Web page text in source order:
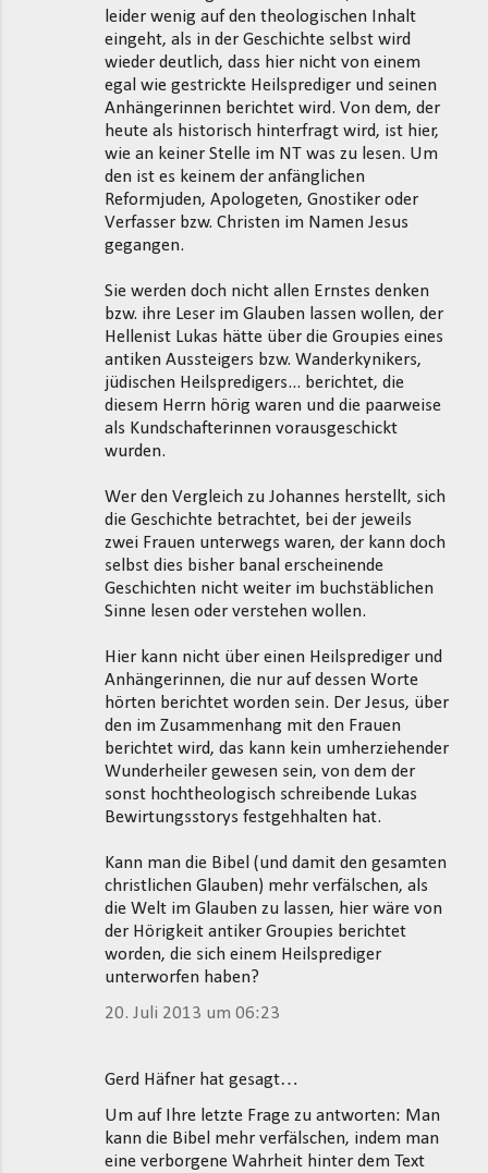
leider wenig auf den theologischen Inhalt
eingeht, als in der Geschichte selbst wird
wieder deutlich, dass hier nicht von einem
egal wie gestrickte Heilsprediger und seinen
Anhängerinnen berichtet wird. Von dem, der
heute als historisch hinterfragt wird, ist hier,
wie an keiner Stelle im NT was zu lesen. Um
den ist es keinem der anfänglichen
Reformjuden, Apologeten, Gnostiker oder
Verfasser bzw. Christen im Namen Jesus
gegangen.
Sie werden doch nicht allen Ernstes denken
bzw. ihre Leser im Glauben lassen wollen, der
Hellenist Lukas hätte über die Groupies eines
antiken Aussteigers bzw. Wanderkynikers,
jüdischen Heilspredigers... berichtet, die
diesem Herrn hörig waren und die paarweise
als Kundschafterinnen vorausgeschickt
wurden.
Wer den Vergleich zu Johannes herstellt, sich
die Geschichte betrachtet, bei der jeweils
zwei Frauen unterwegs waren, der kann doch
selbst dies bisher banal erscheinende
Geschichten nicht weiter im buchstäblichen
Sinne lesen oder verstehen wollen.
Hier kann nicht über einen Heilsprediger und
Anhängerinnen, die nur auf dessen Worte
hörten berichtet worden sein. Der Jesus, über
den im Zusammenhang mit den Frauen
berichtet wird, das kann kein umherziehender
Wunderheiler gewesen sein, von dem der
sonst hochtheologisch schreibende Lukas
Bewirtungsstorys festgehhalten hat.
Kann man die Bibel (und damit den gesamten
christlichen Glauben) mehr verfälschen, als
die Welt im Glauben zu lassen, hier wäre von
der Hörigkeit antiker Groupies berichtet
worden, die sich einem Heilsprediger
unterworfen haben?
20. Juli 2013 um 06:23
Gerd Häfner hat gesagt…
Um auf Ihre letzte Frage zu antworten: Man
kann die Bibel mehr verfälschen, indem man
eine verborgene Wahrheit hinter dem Text